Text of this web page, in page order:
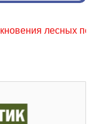
лесных